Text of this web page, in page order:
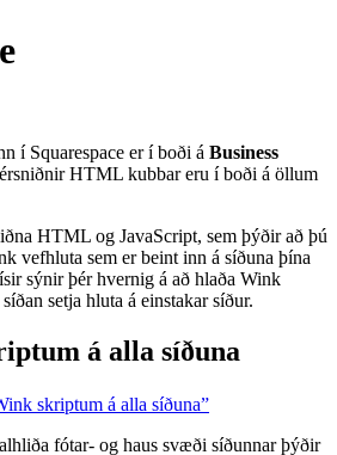
í Squarespace er í boði á Business
HTML kubbar eru í boði á öllum
HTML og JavaScript, sem þýðir að þú
vefhluta sem er beint inn á síðuna þína
sýnir þér hvernig á að hlaða Wink
setja hluta á einstakar síður.
á alla síðuna
skriptum á alla síðuna”
fótar- og haus svæði síðunnar þýðir